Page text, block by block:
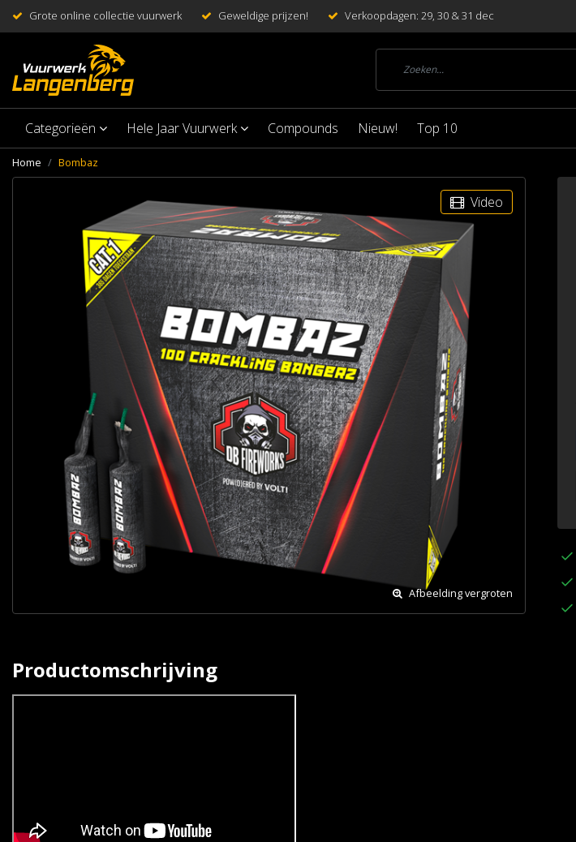
Grote online collectie vuurwerk Geweldige prijzen! Verkoopdagen: 29, 30 & 31 dec
Categorieën Hele Jaar Vuurwerk Compounds Nieuw! Top 10
Home Bombaz
Video
Afbeelding vergroten
Productomschrijving